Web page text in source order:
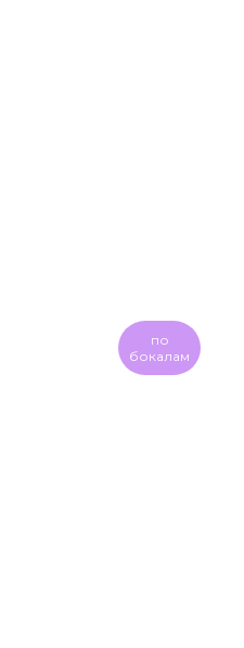
по
бокалам